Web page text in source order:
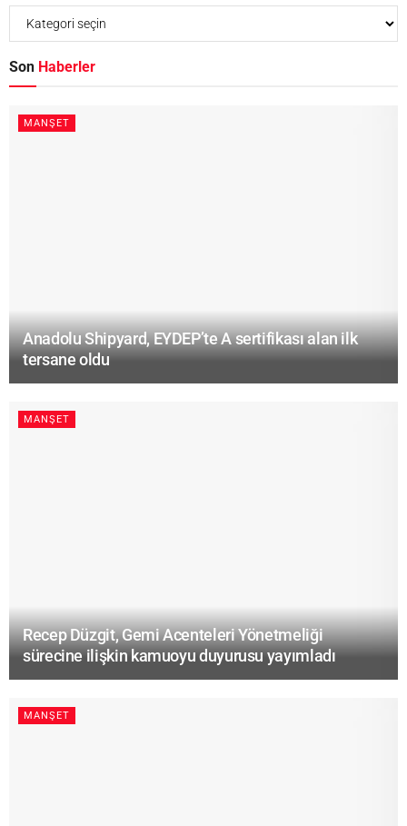
Son Haberler
MANŞET
Anadolu Shipyard, EYDEP’te A sertifikası alan ilk
tersane oldu
MANŞET
Recep Düzgit, Gemi Acenteleri Yönetmeliği
sürecine ilişkin kamuoyu duyurusu yayımladı
MANŞET